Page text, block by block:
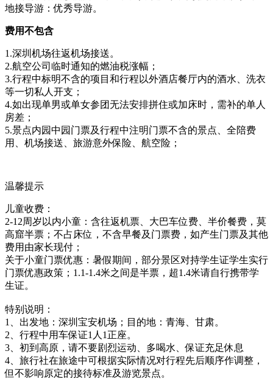
地接导游：优秀导游。
费用不包含
1.深圳机场往返机场接送。
2.航空公司临时通知的燃油税涨幅；
3.行程中标明不含的项目和行程以外酒店餐厅内的酒水、洗衣
等一切私人开支；
4.如出现单男或单女参团无法安排拼住或加床时，需补的单人
房差；
5.景点内园中园门票及行程中注明门票不含的景点、全陪费
用、机场接送、旅游意外保险、航空险；
温馨提示
儿童收费：
2-12周岁以内小童：含往返机票、大巴车位费、半价餐费，莫
高窟半票；不占床位，不含早餐及门票费，如产生门票及其他
费用由家长现付；
关于小童门票优惠：暑假期间，部分景区对持学生证学生实行
门票优惠政策；1.1-1.4米之间是半票，超1.4米请自行携带学
生证。
特别说明：
1、出发地：深圳宝安机场；目的地：青海、甘肃。
2、行程中用车保证1人1正座。
3、初到高原，请不要剧烈运动、多喝水、保证充足休息
4、旅行社在旅途中可根据实际情况对行程先后顺序作调整，
但不影响原定的接待标准及游览景点。